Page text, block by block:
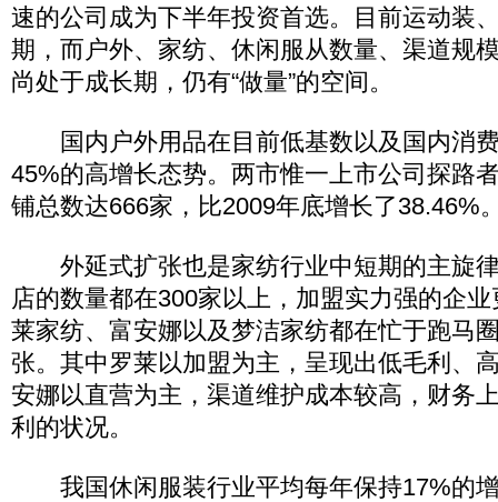
速的公司成为下半年投资首选。目前运动装
期，而户外、家纺、休闲服从数量、渠道规
尚处于成长期，仍有“做量”的空间。
国内户外用品在目前低基数以及国内消
45%的高增长态势。两市惟一上市公司探路
铺总数达666家，比2009年底增长了38.46%
外延式扩张也是家纺行业中短期的主旋
店的数量都在300家以上，加盟实力强的企
莱家纺、富安娜以及梦洁家纺都在忙于跑马
张。其中罗莱以加盟为主，呈现出低毛利、
安娜以直营为主，渠道维护成本较高，财务
利的状况。
我国休闲服装行业平均每年保持17%的